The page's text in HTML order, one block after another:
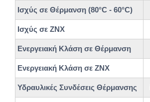
Ισχύς σε Θέρμανση (80°C - 60°C)
Ισχύς σε ΖΝΧ
Ενεργειακή Κλάση σε Θέρμανση
Ενεργειακή Κλάση σε ΖΝΧ
Υδραυλικές Συνδέσεις Θέρμανσης